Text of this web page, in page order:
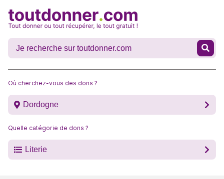
Où cherchez-vous des dons ?
Dordogne
Quelle catégorie de dons ?
Literie